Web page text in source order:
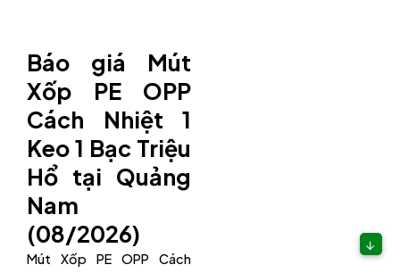
Báo giá Mút
Xốp PE OPP
Cách Nhiệt 1
Keo 1 Bạc Triệu
Hổ tại Quảng
Nam
(08/2026)
Mút Xốp PE OPP Cách
↓